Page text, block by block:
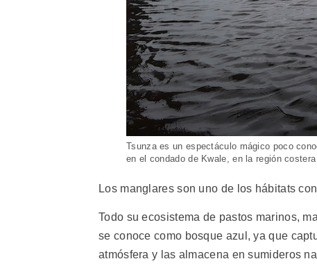
Tsunza es un espectáculo mágico poco
en el condado de Kwale, en la región
Los manglares son uno de los hábitats
Todo su ecosistema de pastos marinos,
se conoce como bosque azul, ya que
atmósfera y las almacena en sumideros